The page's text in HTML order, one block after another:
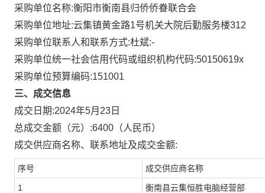
采购单位名称:衡阳市衡南县归侨侨眷联合会
采购单位地址:云集镇黄金路1号机关大院后勤服务楼312
采购单位联系人和联系方式:杜斌:-
采购单位统一社会信用代码或组织机构代码:50150619x
采购单位预算编码:151001
三、成交信息
成交日期:2024年5月23日
总成交金额（元）:6400 （人民币）
成交供应商名称、联系地址及成交金额:
序号 成交供应商名称
1 衡南县云集恒胜电脑经营部